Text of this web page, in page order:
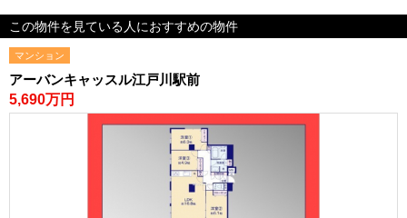
この物件を見ている人におすすめの物件
マンション
アーバンキャッスル江戸川駅前
5,690万円